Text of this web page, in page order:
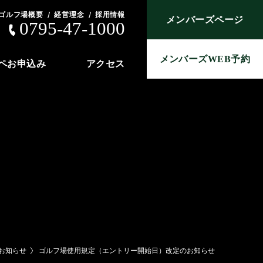
お申込み アクセス
ルフ場概要 経営理念 採用情報
0795-47-1000 メンバーズページ
メンバーズWEB予約
知らせ ゴルフ場使用規定（エントリー開始日）改定のお知らせ